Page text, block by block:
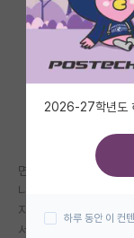
베스트 게시판
IF 명예의전당
자유 게시판(아
미국 유학 게시
미국 대학원 합
대학원 합격 후
면접을 한번도 본적이
니더라도 내년 쯤에 컨
지나요? 유튜브에서 찾
서 대학원 면접은 좀
2026-27학년도
하루 동안 이 컨